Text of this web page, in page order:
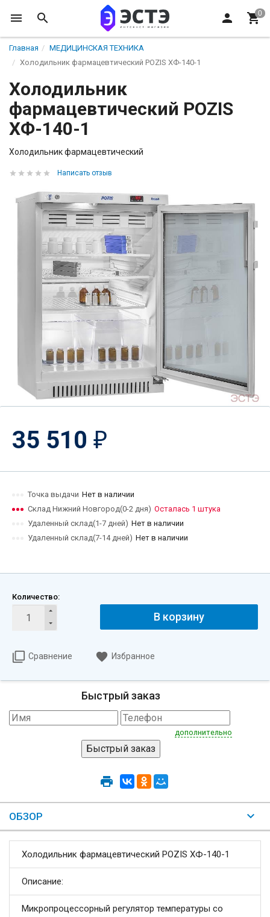
Главная
МЕДИЦИНСКАЯ ТЕХНИКА
Холодильник фармацевтический POZIS ХФ-140-1
Холодильник
фармацевтический POZIS
ХФ-140-1
Холодильник фармацевтический
Написать отзыв
35 510 ₽
Точка выдачи Нет в наличии
Склад Нижний Новгород(0-2 дня) Осталась 1 штука
Удаленный склад(1-7 дней) Нет в наличии
Удаленный склад(7-14 дней) Нет в наличии
Количество:
В корзину
Сравнение Избранное
Быстрый заказ
дополнительно
ОБЗОР
Холодильник фармацевтический POZIS ХФ-140-1
Описание:
Микропроцессорный регулятор температуры со